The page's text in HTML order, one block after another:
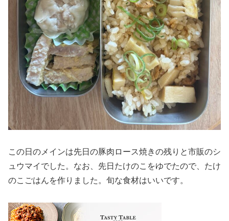
この日のメインは先日の豚肉ロース焼きの残りと市販のシ
ュウマイでした。なお、先日たけのこをゆでたので、たけ
のこごはんを作りました。旬な食材はいいです。